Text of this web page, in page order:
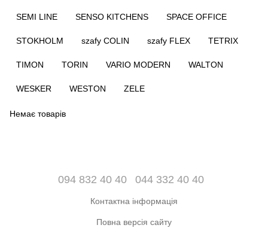
SEMI LINE SENSO KITCHENS SPACE OFFICE
STOKHOLM szafy COLIN szafy FLEX TETRIX
TIMON TORIN VARIO MODERN WALTON
WESKER WESTON ZELE
Немає товарів
094 832 40 40 044 332 40 40
Контактна інформація
Повна версія сайту